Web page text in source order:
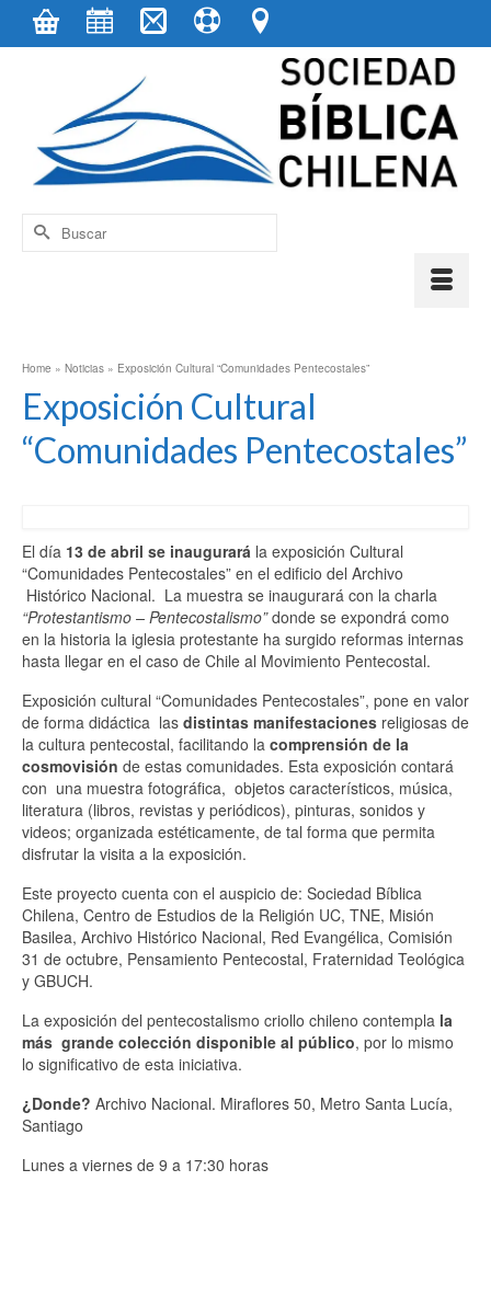
contenido
Buscar
por:
Home » Noticias » Exposición Cultural “Comunidades Pentecostales”
Exposición Cultural
“Comunidades Pentecostales”
El día 13 de abril se inaugurará la exposición Cultural
“Comunidades Pentecostales” en el edificio del Archivo
Histórico Nacional. La muestra se inaugurará con la charla
“Protestantismo – Pentecostalismo”donde se expondrá como
en la historia la iglesia protestante ha surgido reformas internas
hasta llegar en el caso de Chile al Movimiento Pentecostal.
Exposición cultural “Comunidades Pentecostales”, pone en valor
de forma didáctica las distintas manifestaciones religiosas de
la cultura pentecostal, facilitando la comprensión de la
cosmovisión de estas comunidades. Esta exposición contará
con una muestra fotográfica, objetos característicos, música,
literatura (libros, revistas y periódicos), pinturas, sonidos y
videos; organizada estéticamente, de tal forma que permita
disfrutar la visita a la exposición.
Este proyecto cuenta con el auspicio de: Sociedad Bíblica
Chilena, Centro de Estudios de la Religión UC, TNE, Misión
Basilea, Archivo Histórico Nacional, Red Evangélica, Comisión
31 de octubre, Pensamiento Pentecostal, Fraternidad Teológica
y GBUCH.
La exposición del pentecostalismo criollo chileno contempla la
más grande colección disponible al público, por lo mismo
lo significativo de esta iniciativa.
¿Donde? Archivo Nacional. Miraflores 50, Metro Santa Lucía,
Santiago
Lunes a viernes de 9 a 17:30 horas